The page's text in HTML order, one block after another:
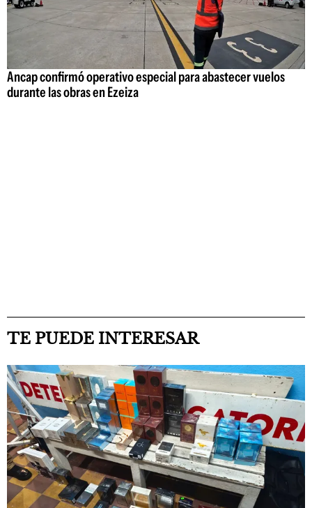
Ancap confirmó operativo especial para abastecer vuelos
durante las obras en Ezeiza
TE PUEDE INTERESAR